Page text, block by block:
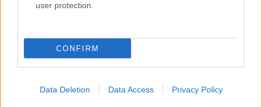
user protection.
CONFIRM
Data Deletion Data Access Privacy Policy